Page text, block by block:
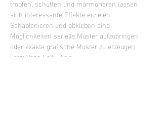
tropfen, schütten und marmorieren lassen
sich interessante Effekte erzielen.
Schablonieren und abkleben sind
Möglichkeiten serielle Muster aufzubringen
oder exakte grafische Muster zu erzeugen.
Foto: Vase Sally Blair